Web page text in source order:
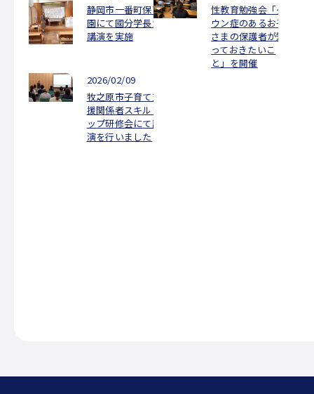
アクセス
授業体験・見学の申し込み
お問い合わせ
パンフレット
静岡市一番町保育
園にて國分学長が
講演を実施
性教育勉強会「ダ
ウン症のあるお子
さまの保護者が知
っておきたいこ
と」を開催
2026/02/09
牧之原市子育て支
援関係者スキルア
ップ研修会にて講
演を行いました